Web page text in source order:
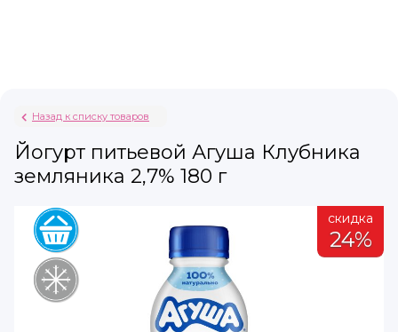
Назад к списку товаров
Йогурт питьевой Агуша Клубника
земляника 2,7% 180 г
скидка
24%